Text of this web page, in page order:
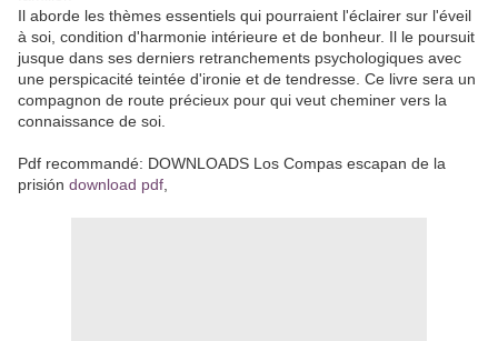
Il aborde les thèmes essentiels qui pourraient l'éclairer sur l'éveil
à soi, condition d'harmonie intérieure et de bonheur. Il le poursuit
jusque dans ses derniers retranchements psychologiques avec
une perspicacité teintée d'ironie et de tendresse. Ce livre sera un
compagnon de route précieux pour qui veut cheminer vers la
connaissance de soi.
Pdf recommandé: DOWNLOADS Los Compas escapan de la
prisión download pdf,